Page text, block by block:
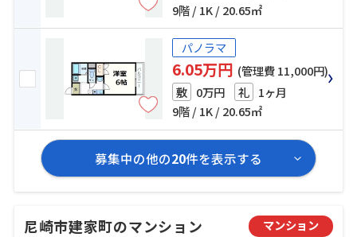
9階 / 1K / 20.65㎡
パノラマ
6.05万円 (管理費 11,000円)
敷 0万円 礼 1ヶ月
9階 / 1K / 20.65㎡
募集中の他の20件を表示する
尼崎市建家町のマンション マンション